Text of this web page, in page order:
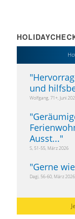
"
und
Wolfgang, 71+, Juni
"
Ausst..."
S, 51-55, März 2026
"Gerne
Dagi, 56-60, März 2026